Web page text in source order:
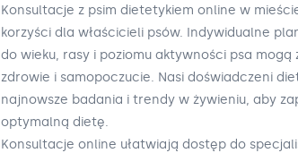
Konsultacje z psim dietetykiem online w
korzyści dla właścicieli psów. Indywidualne
do wieku, rasy i poziomu aktywności psa
zdrowie i samopoczucie. Nasi doświadczeni
najnowsze badania i trendy w żywieniu, aby
optymalną dietę.
Konsultacje online ułatwiają dostęp do